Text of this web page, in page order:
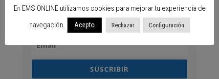
SUSCRIBIR
En EMS ONLINE utilizamos cookies para mejorar tu experiencia de
navegación.
Acepto Rechazar Configuración